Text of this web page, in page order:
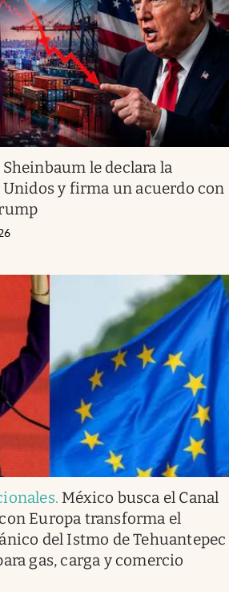
Sheinbaum le declara la
Unidos y firma un acuerdo con
. México busca el Canal
Europa transforma el
del Istmo de Tehuantepec
gas, carga y comercio